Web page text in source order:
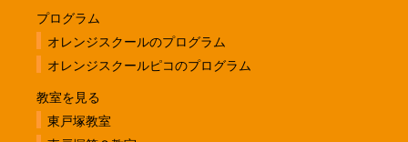
プログラム
オレンジスクールのプログラム
オレンジスクールピコのプログラム
教室を見る
東戸塚教室